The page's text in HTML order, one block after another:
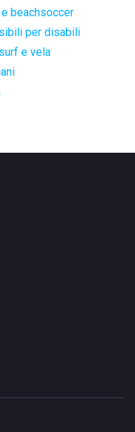
beachsoccer
per disabili
e vela